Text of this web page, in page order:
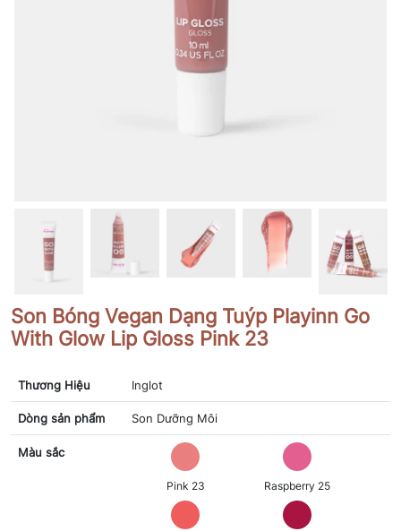
Son Bóng Vegan Dạng Tuýp Playinn Go
With Glow Lip Gloss Pink 23
Thương Hiệu Inglot
Dòng sản phẩm Son Dưỡng Môi
Màu sắc
Pink 23 Raspberry 25